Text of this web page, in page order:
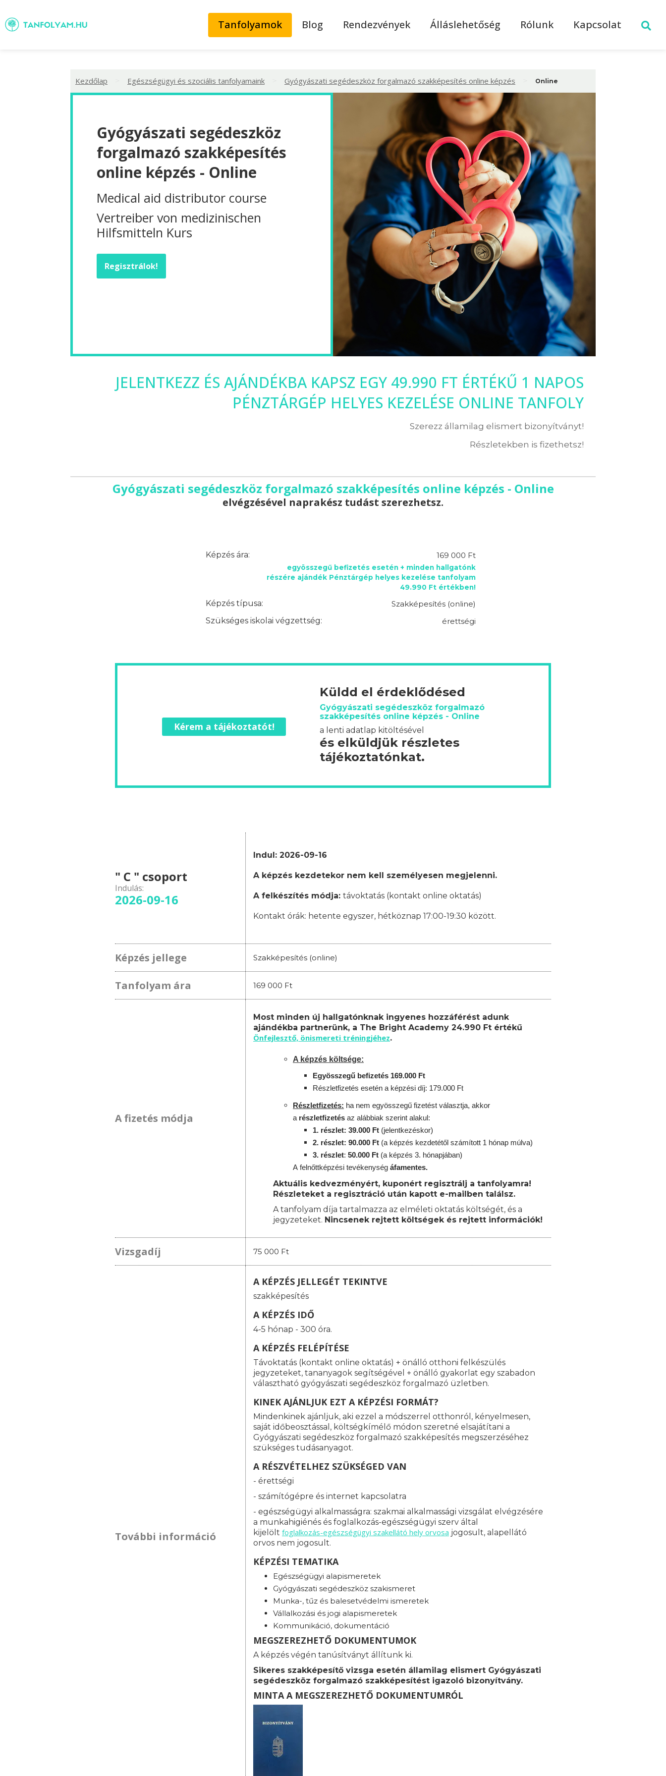
Tanfolyamok Blog Rendezvények Álláslehetőség Rólunk Kapcsolat
Kezdőlap Egészségügyi és szociális tanfolyamaink Gyógyászati segédeszköz forgalmazó szakképesítés online képzés Online
Gyógyászati segédeszköz
forgalmazó szakképesítés
online képzés - Online
Medical aid distributor course
Vertreiber von medizinischen
Hilfsmitteln Kurs
Regisztrálok!
JELENTKEZZ ÉS AJÁNDÉKBA KAPSZ EGY 49.990 FT ÉRTÉKŰ 1 NAPOS
PÉNZTÁRGÉP HELYES KEZELÉSE ONLINE TANFOLY
Szerezz államilag elismert bizonyítványt!
Részletekben is fizethetsz!
Gyógyászati segédeszköz forgalmazó szakképesítés online képzés - Online
elvégzésével naprakész tudást szerezhetsz.
Képzés ára: 169 000 Ft
egyösszegű befizetés esetén + minden hallgatónk
részére ajándék Pénztárgép helyes kezelése tanfolyam
49.990 Ft értékben!
Képzés típusa:
Szakképesítés (online)
Szükséges iskolai végzettség:
érettségi
Kérem a tájékoztatót!
Küldd el érdeklődésed
Gyógyászati segédeszköz forgalmazó
szakképesítés online képzés - Online
a lenti adatlap kitöltésével
és elküldjük részletes
tájékoztatónkat.
" C " csoport
Indulás:
2026-09-16
Indul: 2026-09-16
A képzés kezdetekor nem kell személyesen megjelenni.
A felkészítés módja: távoktatás (kontakt online oktatás)
Kontakt órák: hetente egyszer, hétköznap 17:00-19:30 között.
Képzés jellege Szakképesítés (online)
Tanfolyam ára 169 000 Ft
A fizetés módja
Most minden új hallgatónknak ingyenes hozzáférést adunk
ajándékba partnerünk, a The Bright Academy 24.990 Ft értékű
Önfejlesztő, önismereti tréningjéhez.
A képzés költsége:
Egyösszegű befizetés 169.000 Ft
Részletfizetés esetén a képzési díj: 179.000 Ft
Részletfizetés: ha nem egyösszegű fizetést választja, akkor
a részletfizetés az alábbiak szerint alakul:
1. részlet: 39.000 Ft (jelentkezéskor)
2. részlet: 90.000 Ft (a képzés kezdetétől számított 1 hónap múlva)
3. részlet: 50.000 Ft (a képzés 3. hónapjában)
A felnőttképzési tevékenység áfamentes.
Aktuális kedvezményért, kuponért regisztrálj a tanfolyamra!
Részleteket a regisztráció után kapott e-mailben találsz.
A tanfolyam díja tartalmazza az elméleti oktatás költségét, és a
jegyzeteket. Nincsenek rejtett költségek és rejtett információk!
Vizsgadíj 75 000 Ft
További információ
A KÉPZÉS JELLEGÉT TEKINTVE
szakképesítés
A KÉPZÉS IDŐ
4-5 hónap - 300 óra.
A KÉPZÉS FELÉPÍTÉSE
Távoktatás (kontakt online oktatás) + önálló otthoni felkészülés
jegyzeteket, tananyagok segítségével + önálló gyakorlat egy szabadon
választható gyógyászati segédeszköz forgalmazó üzletben.
KINEK AJÁNLJUK EZT A KÉPZÉSI FORMÁT?
Mindenkinek ajánljuk, aki ezzel a módszerrel otthonról, kényelmesen,
saját időbeosztással, költségkímélő módon szeretné elsajátítani a
Gyógyászati segédeszköz forgalmazó szakképesítés megszerzéséhez
szükséges tudásanyagot.
A RÉSZVÉTELHEZ SZÜKSÉGED VAN
- érettségi
- számítógépre és internet kapcsolatra
- egészségügyi alkalmasságra: szakmai alkalmassági vizsgálat elvégzésére
a munkahigiénés és foglalkozás-egészségügyi szerv által
kijelölt foglalkozás-egészségügyi szakellátó hely orvosa jogosult, alapellátó
orvos nem jogosult.
KÉPZÉSI TEMATIKA
Egészségügyi alapismeretek
Gyógyászati segédeszköz szakismeret
Munka-, tűz és balesetvédelmi ismeretek
Vállalkozási és jogi alapismeretek
Kommunikáció, dokumentáció
MEGSZEREZHETŐ DOKUMENTUMOK
A képzés végén tanúsítványt állítunk ki.
Sikeres szakképesítő vizsga esetén államilag elismert Gyógyászati
segédeszköz forgalmazó szakképesítést igazoló bizonyítvány.
MINTA A MEGSZEREZHETŐ DOKUMENTUMRÓL